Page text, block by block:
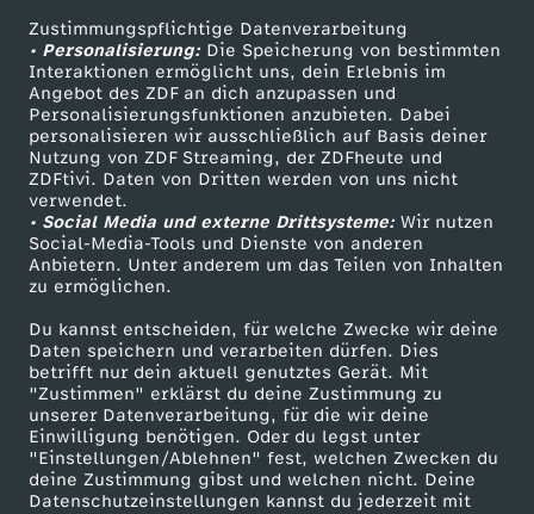
Zustimmungspflichtige Datenverarbeitung
• Personalisierung:Die Speicherung von bestimmten
Interaktionen ermöglicht uns, dein Erlebnis im
Angebot des ZDF an dich anzupassen und
Personalisierungsfunktionen anzubieten. Dabei
personalisieren wir ausschließlich auf Basis deiner
Nutzung von ZDF Streaming, der ZDFheute und
ZDFtivi. Daten von Dritten werden von uns nicht
verwendet.
• Social Media und externe Drittsysteme:Wir nutzen
Social-Media-Tools und Dienste von anderen
Anbietern. Unter anderem um das Teilen von Inhalten
zu ermöglichen.
Du kannst entscheiden, für welche Zwecke wir deine
Daten speichern und verarbeiten dürfen. Dies
betrifft nur dein aktuell genutztes Gerät. Mit
"Zustimmen" erklärst du deine Zustimmung zu
unserer Datenverarbeitung, für die wir deine
Einwilligung benötigen. Oder du legst unter
"Einstellungen/Ablehnen" fest, welchen Zwecken du
deine Zustimmung gibst und welchen nicht. Deine
Datenschutzeinstellungen kannst du jederzeit mit
Livestreams
Sendungen A-Z
TV-Programm
Zuschauerservice
Hilfe
ZDF Unternehmen
Karriere
ZDF goes Schule
Werbefernsehen
Mainzelmännchen